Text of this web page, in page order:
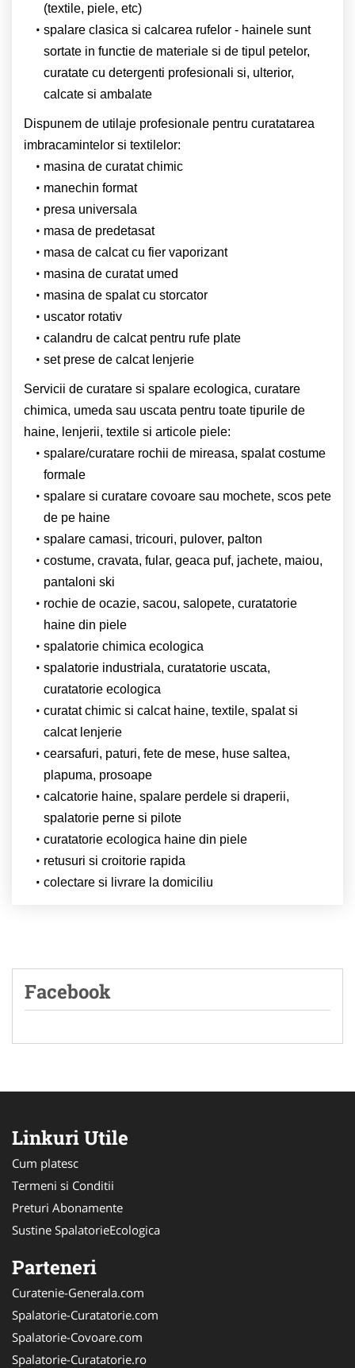
(textile, piele, etc)
spalare clasica si calcarea rufelor - hainele sunt
sortate in functie de materiale si de tipul petelor,
curatate cu detergenti profesionali si, ulterior,
calcate si ambalate
Dispunem de utilaje profesionale pentru curatatarea
imbracamintelor si textilelor:
masina de curatat chimic
manechin format
presa universala
masa de predetasat
masa de calcat cu fier vaporizant
masina de curatat umed
masina de spalat cu storcator
uscator rotativ
calandru de calcat pentru rufe plate
set prese de calcat lenjerie
Servicii de curatare si spalare ecologica, curatare
chimica, umeda sau uscata pentru toate tipurile de
haine, lenjerii, textile si articole piele:
spalare/curatare rochii de mireasa, spalat costume
formale
spalare si curatare covoare sau mochete, scos pete
de pe haine
spalare camasi, tricouri, pulover, palton
costume, cravata, fular, geaca puf, jachete, maiou,
pantaloni ski
rochie de ocazie, sacou, salopete, curatatorie
haine din piele
spalatorie chimica ecologica
spalatorie industriala, curatatorie uscata,
curatatorie ecologica
curatat chimic si calcat haine, textile, spalat si
calcat lenjerie
cearsafuri, paturi, fete de mese, huse saltea,
plapuma, prosoape
calcatorie haine, spalare perdele si draperii,
spalatorie perne si pilote
curatatorie ecologica haine din piele
retusuri si croitorie rapida
colectare si livrare la domiciliu
Facebook
Linkuri Utile
Cum platesc
Termeni si Conditii
Preturi Abonamente
Sustine SpalatorieEcologica
Parteneri
Curatenie-Generala.com
Spalatorie-Curatatorie.com
Spalatorie-Covoare.com
Spalatorie-Curatatorie.ro